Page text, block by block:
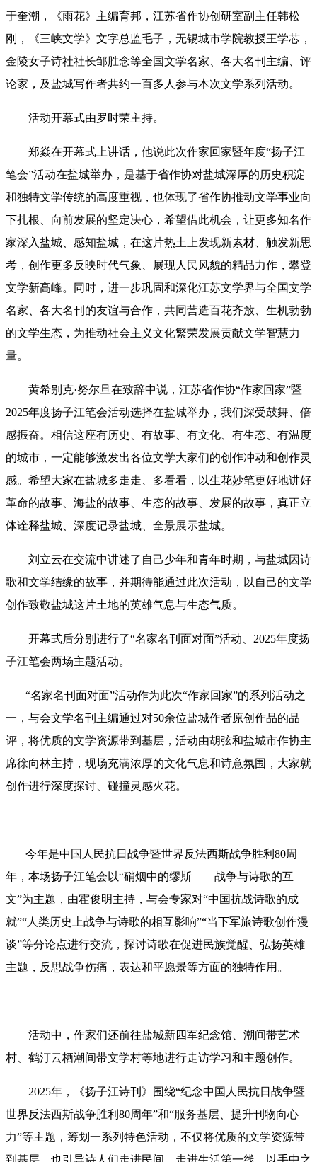
于奎潮，《雨花》主编育邦，江苏省作协创研室副主任韩松
刚，《三峡文学》文字总监毛子，无锡城市学院教授王学芯，
金陵女子诗社社长邹胜念等全国文学名家、各大名刊主编、评
论家，及盐城写作者共约一百多人参与本次文学系列活动。
活动开幕式由罗时荣主持。
郑焱在开幕式上讲话，他说此次作家回家暨年度“扬子江
笔会”活动在盐城举办，是基于省作协对盐城深厚的历史积淀
和独特文学传统的高度重视，也体现了省作协推动文学事业向
下扎根、向前发展的坚定决心，希望借此机会，让更多知名作
家深入盐城、感知盐城，在这片热土上发现新素材、触发新思
考，创作更多反映时代气象、展现人民风貌的精品力作，攀登
文学新高峰。同时，进一步巩固和深化江苏文学界与全国文学
名家、各大名刊的友谊与合作，共同营造百花齐放、生机勃勃
的文学生态，为推动社会主义文化繁荣发展贡献文学智慧力
量。
黄希别克·努尔旦在致辞中说，江苏省作协“作家回家”暨
2025年度扬子江笔会活动选择在盐城举办，我们深受鼓舞、倍
感振奋。相信这座有历史、有故事、有文化、有生态、有温度
的城市，一定能够激发出各位文学大家们的创作冲动和创作灵
感。希望大家在盐城多走走、多看看，以生花妙笔更好地讲好
革命的故事、海盐的故事、生态的故事、发展的故事，真正立
体诠释盐城、深度记录盐城、全景展示盐城。
刘立云在交流中讲述了自己少年和青年时期，与盐城因诗
歌和文学结缘的故事，并期待能通过此次活动，以自己的文学
创作致敬盐城这片土地的英雄气息与生态气质。
开幕式后分别进行了“名家名刊面对面”活动、2025年度扬
子江笔会两场主题活动。
“名家名刊面对面”活动作为此次“作家回家”的系列活动之
一，与会文学名刊主编通过对50余位盐城作者原创作品的品
评，将优质的文学资源带到基层，活动由胡弦和盐城市作协主
席徐向林主持，现场充满浓厚的文化气息和诗意氛围，大家就
创作进行深度探讨、碰撞灵感火花。
今年是中国人民抗日战争暨世界反法西斯战争胜利80周
年，本场扬子江笔会以“硝烟中的缪斯——战争与诗歌的互
文”为主题，由霍俊明主持，与会专家对“中国抗战诗歌的成
就”“人类历史上战争与诗歌的相互影响”“当下军旅诗歌创作漫
谈”等分论点进行交流，探讨诗歌在促进民族觉醒、弘扬英雄
主题，反思战争伤痛，表达和平愿景等方面的独特作用。
活动中，作家们还前往盐城新四军纪念馆、潮间带艺术
村、鹤汀云栖潮间带文学村等地进行走访学习和主题创作。
2025年，《扬子江诗刊》围绕“纪念中国人民抗日战争暨
世界反法西斯战争胜利80周年”和“服务基层、提升刊物向心
力”等主题，筹划一系列特色活动，不仅将优质的文学资源带
到基层，也引导诗人们走进民间，走进生活第一线，以手中之